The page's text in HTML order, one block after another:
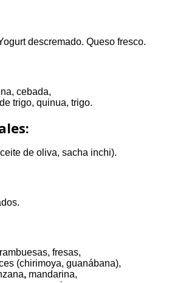
descremado. Queso fresco.
cebada,
trigo, quinua, trigo.
de oliva, sacha inchi).
fresas,
(chirimoya, guanábana),
, mandarina,